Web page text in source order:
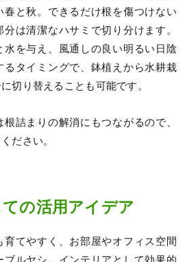
と秋。できるだけ根を傷つけない
は清潔なハサミで切り分けます。
水を与え、風通しの良い明るい日陰
るタイミングで、鉢植えから水耕栽
切り替えることも可能です。
詰まりの解消にもつながるので、
ださい。
の活用アイデア
育てやすく、お部屋やオフィス空間